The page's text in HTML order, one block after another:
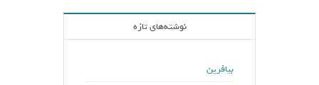
نوشته‌های تازه
بیافرین